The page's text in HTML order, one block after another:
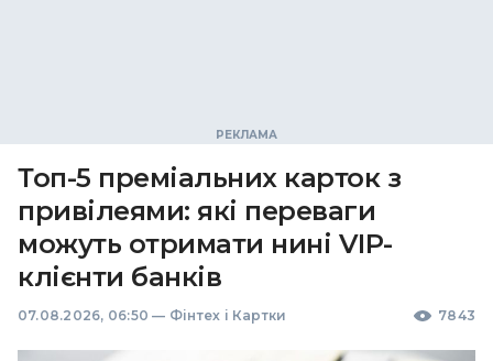
Топ-5 преміальних карток з
привілеями: які переваги
можуть отримати нині VIP-
клієнти банків
07.08.2026, 06:50 — Фінтех і Картки 7843